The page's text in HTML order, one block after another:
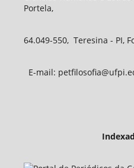
Portela,
64.049-550, Teresina - PI,
E-mail: